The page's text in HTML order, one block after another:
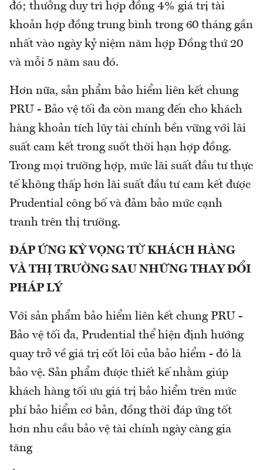
đó; thưởng duy trì hợp đồng 4% giá trị tài
khoản hợp đồng trung bình trong 60 tháng gần
nhất vào ngày kỷ niệm năm hợp Đồng thứ 20
và mỗi 5 năm sau đó.
Hơn nữa, sản phẩm bảo hiểm liên kết chung
PRU - Bảo vệ tối đa còn mang đến cho khách
hàng khoản tích lũy tài chính bền vững với lãi
suất cam kết trong suốt thời hạn hợp đồng.
Trong mọi trường hợp, mức lãi suất đầu tư thực
tế không thấp hơn lãi suất đầu tư cam kết được
Prudential công bố và đảm bảo mức cạnh
tranh trên thị trường.
ĐÁP ỨNG KỲ VỌNG TỪ KHÁCH HÀNG
VÀ THỊ TRƯỜNG SAU NHỮNG THAY ĐỔI
PHÁP LÝ
Với sản phẩm bảo hiểm liên kết chung PRU -
Bảo vệ tối đa, Prudential thể hiện định hướng
quay trở về giá trị cốt lõi của bảo hiểm - đó là
bảo vệ. Sản phẩm được thiết kế nhằm giúp
khách hàng tối ưu giá trị bảo hiểm trên mức
phí bảo hiểm cơ bản, đồng thời đáp ứng tốt
hơn nhu cầu bảo vệ tài chính ngày càng gia
tăng